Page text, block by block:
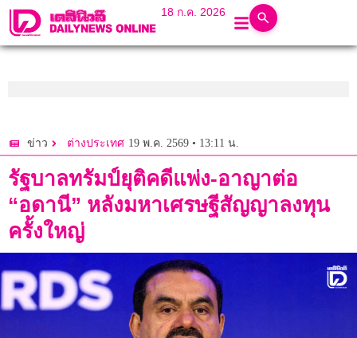
18 ก.ค. 2026
ข่าว ต่างประเทศ 19 พ.ค. 2569 • 13:11 น.
รัฐบาลทรัมป์ยุติคดีแพ่ง-อาญาต่อ
“อดานี” หลังมหาเศรษฐีสัญญาลงทุน
ครั้งใหญ่